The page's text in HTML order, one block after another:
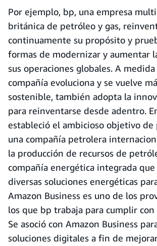
Por ejemplo, bp, una empresa
británica de petróleo y gas,
continuamente su propósito y
formas de modernizar y aumentar
sus operaciones globales. A
compañía evoluciona y se vuelve
sostenible, también adopta la
para reinventarse desde adentro.
estableció el ambicioso objetivo de
una compañía petrolera
la producción de recursos de
compañía energética integrada
diversas soluciones energéticas
Amazon Business es uno de los
los que bp trabaja para cumplir
Se asoció con Amazon Business
soluciones digitales a fin de